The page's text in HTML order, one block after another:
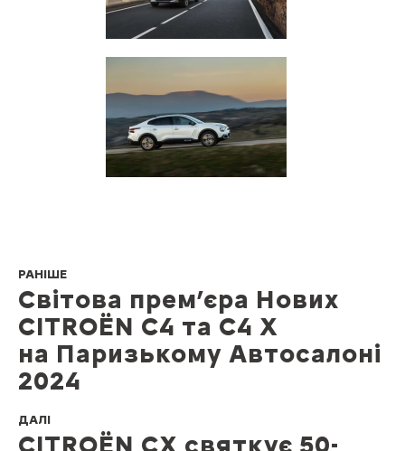
РАНІШЕ
Світова прем’єра Нових
CITROЁN С4 та С4 Х
на Паризькому Автосалоні
2024
ДАЛІ
CITROЁN CX святкує 50-